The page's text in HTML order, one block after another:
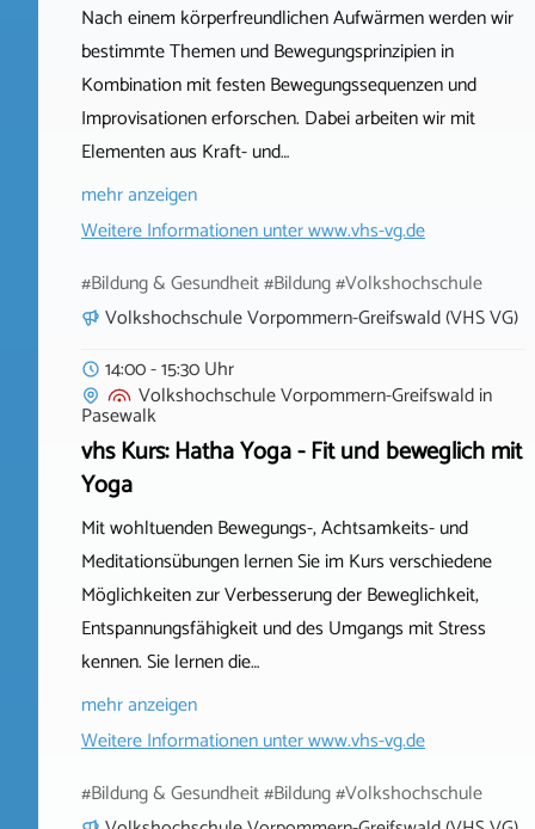
Nach einem körperfreundlichen Aufwärmen werden wir
bestimmte Themen und Bewegungsprinzipien in
Kombination mit festen Bewegungssequenzen und
Improvisationen erforschen. Dabei arbeiten wir mit
Elementen aus Kraft- und…
mehr anzeigen
Weitere Informationen unterwww.vhs-vg.de
#Bildung & Gesundheit #Bildung #Volkshochschule
Volkshochschule Vorpommern-Greifswald (VHS VG)
14:00 - 15:30 Uhr
Volkshochschule Vorpommern-Greifswaldin
Pasewalk
vhs Kurs: Hatha Yoga - Fit und beweglich mit
Yoga
Mit wohltuenden Bewegungs-, Achtsamkeits- und
Meditationsübungen lernen Sie im Kurs verschiedene
Möglichkeiten zur Verbesserung der Beweglichkeit,
Entspannungsfähigkeit und des Umgangs mit Stress
kennen. Sie lernen die…
mehr anzeigen
Weitere Informationen unterwww.vhs-vg.de
#Bildung & Gesundheit #Bildung #Volkshochschule